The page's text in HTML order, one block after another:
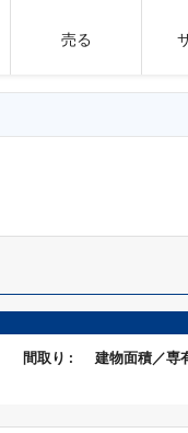
売る
間取り : 建物面積／専